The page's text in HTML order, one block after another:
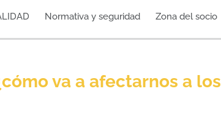
Normativa y seguridad Zona del socio
va a afectarnos a los